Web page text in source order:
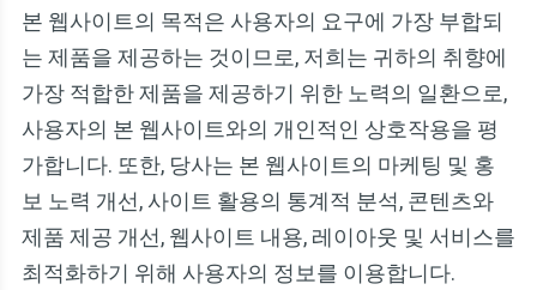
본 웹사이트의 목적은 사용자의 요구에 가장 부합되
는 제품을 제공하는 것이므로, 저희는 귀하의 취향에
가장 적합한 제품을 제공하기 위한 노력의 일환으로,
사용자의 본 웹사이트와의 개인적인 상호작용을 평
가합니다. 또한, 당사는 본 웹사이트의 마케팅 및 홍
보 노력 개선, 사이트 활용의 통계적 분석, 콘텐츠와
제품 제공 개선, 웹사이트 내용, 레이아웃 및 서비스를
최적화하기 위해 사용자의 정보를 이용합니다.